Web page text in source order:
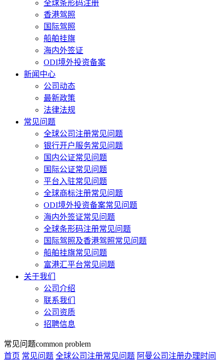
全球条形码注册
香港驾照
国际驾照
船舶挂旗
海内外签证
ODI境外投资备案
新闻中心
公司动态
最新政策
法律法规
常见问题
全球公司注册常见问题
银行开户服务常见问题
国内公证常见问题
国际公证常见问题
平台入驻常见问题
全球商标注册常见问题
ODI境外投资备案常见问题
海内外签证常见问题
全球条形码注册常见问题
国际驾照及香港驾照常见问题
船舶挂旗常见问题
富港汇平台常见问题
关于我们
公司介绍
联系我们
公司资质
招聘信息
常见问题common problem
首页 常见问题 全球公司注册常见问题 阿曼公司注册办理时间